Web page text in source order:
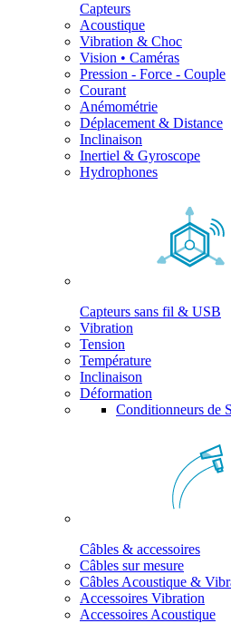
Capteurs
Acoustique
Vibration & Choc
Vision • Caméras
Pression - Force - Couple
Courant
Anémométrie
Déplacement & Distance
Inclinaison
Inertiel & Gyroscope
Hydrophones
Capteurs sans fil & USB
Vibration
Tension
Température
Inclinaison
Déformation
Conditionneurs de
Câbles & accessoires
Câbles sur mesure
Câbles Acoustique &
Accessoires Vibration
Accessoires Acoustique